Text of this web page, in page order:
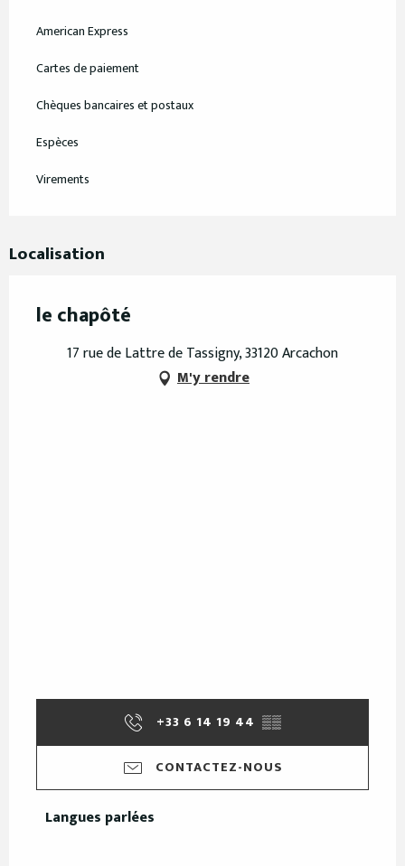
American Express
Cartes de paiement
Chèques bancaires et postaux
Espèces
Virements
Localisation
le chapôté
17 rue de Lattre de Tassigny, 33120 Arcachon
M'y rendre
+33 6 14 19 44 ▒▒
CONTACTEZ-NOUS
Langues parlées
Langues parlées